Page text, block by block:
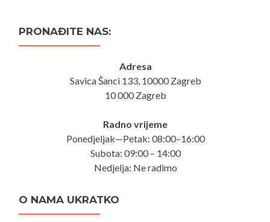
PRONAĐITE NAS:
Adresa
Savica Šanci 133, 10000 Zagreb
10 000 Zagreb
Radno vrijeme
Ponedjeljak—Petak: 08:00–16:00
Subota: 09:00 – 14:00
Nedjelja: Ne radimo
O NAMA UKRATKO